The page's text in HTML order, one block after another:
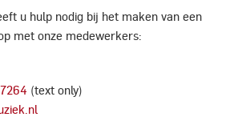
u hulp nodig bij het maken van een
met onze medewerkers:
(text only)